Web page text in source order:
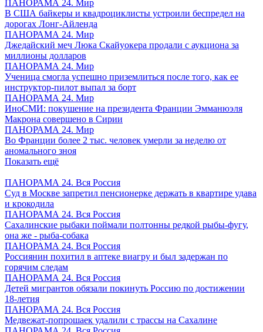
ПАНОРАМА 24. Мир
В США байкеры и квадроциклисты устроили беспредел на
дорогах Лонг-Айленда
ПАНОРАМА 24. Мир
Джедайский меч Люка Скайуокера продали с аукциона за
миллионы долларов
ПАНОРАМА 24. Мир
Ученица смогла успешно приземлиться после того, как ее
инструктор-пилот выпал за борт
ПАНОРАМА 24. Мир
ИноСМИ: покушение на президента Франции Эмманюэля
Макрона совершено в Сирии
ПАНОРАМА 24. Мир
Во Франции более 2 тыс. человек умерли за неделю от
аномального зноя
Показать ещё
ПАНОРАМА 24. Вся Россия
Суд в Москве запретил пенсионерке держать в квартире удава
и крокодила
ПАНОРАМА 24. Вся Россия
Сахалинские рыбаки поймали полтонны редкой рыбы-фугу,
она же - рыба-собака
ПАНОРАМА 24. Вся Россия
Россиянин похитил в аптеке виагру и был задержан по
горячим следам
ПАНОРАМА 24. Вся Россия
Детей мигрантов обязали покинуть Россию по достижении
18-летия
ПАНОРАМА 24. Вся Россия
Медвежат-попрошаек удалили с трассы на Сахалине